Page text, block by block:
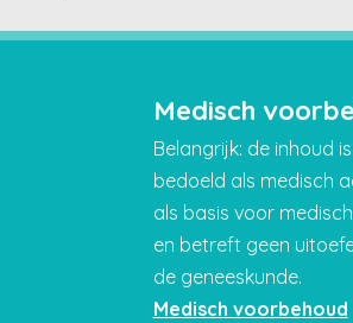
Medisch
Belangrijk: de inhoud
bedoeld als medisch
als basis voor
en betreft geen
de geneeskunde.
Medisch voorbehoud